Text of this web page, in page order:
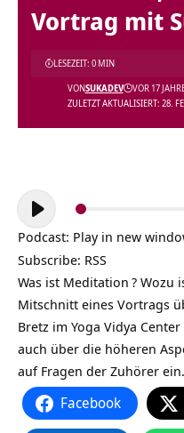
Vortrag mit
ZULETZT AKTUALISIERT: 28.
VONSUKADEV VOR 17
LESEZEIT: 0 MIN
Audio-
Player
Podcast: Play in new
Subscribe: RSS
Was ist Meditation ? Wozu
Mitschnitt eines Vortrags
Bretz im Yoga Vidya Center
auch über die höheren
auf Fragen der Zuhörer ein.
Facebook